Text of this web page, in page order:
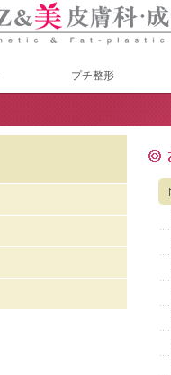
プチ整形